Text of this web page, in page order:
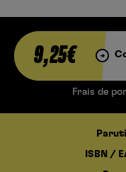
9,25€
Frais de
ISBN /